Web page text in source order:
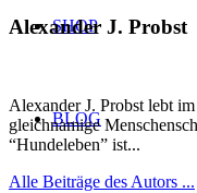
SHOP
BLOG
Alexander J. Probst
Alexander J. Probst lebt
gleichnamige
“Hundeleben” ist...
Alle Beiträge des Autors ...